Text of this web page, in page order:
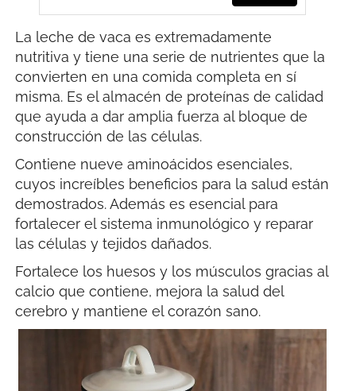
La leche de vaca es extremadamente
nutritiva y tiene una serie de nutrientes que la
convierten en una comida completa en sí
misma. Es el almacén de proteínas de calidad
que ayuda a dar amplia fuerza al bloque de
construcción de las células.
Contiene nueve aminoácidos esenciales,
cuyos increíbles beneficios para la salud están
demostrados. Además es esencial para
fortalecer el sistema inmunológico y reparar
las células y tejidos dañados.
Fortalece los huesos y los músculos gracias al
calcio que contiene, mejora la salud del
cerebro y mantiene el corazón sano.